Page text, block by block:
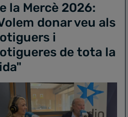
la Mercè 2026:
donar veu als
i
de tota la